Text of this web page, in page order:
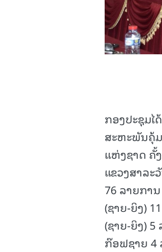
ກອງປະຊຸມ
ສະຫະພັນຄຸ້
ແຫ່ງຊາດ ຄັ້
ແຂວງສາລ
76 ລາຍກາ
(ຊາຍ-ຍິງ)
(ຊາຍ-ຍິງ)
ກ໊ອຟຊາຍ 4